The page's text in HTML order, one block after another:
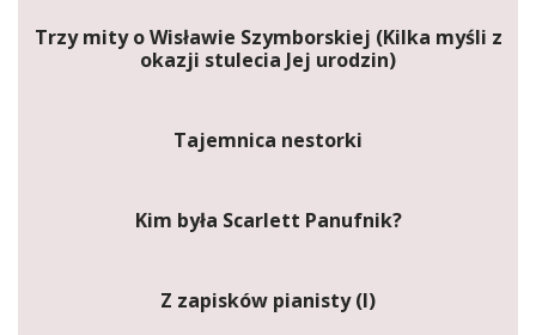
Trzy mity o Wisławie Szymborskiej (Kilka myśli z
okazji stulecia Jej urodzin)
Tajemnica nestorki
Kim była Scarlett Panufnik?
Z zapisków pianisty (I)